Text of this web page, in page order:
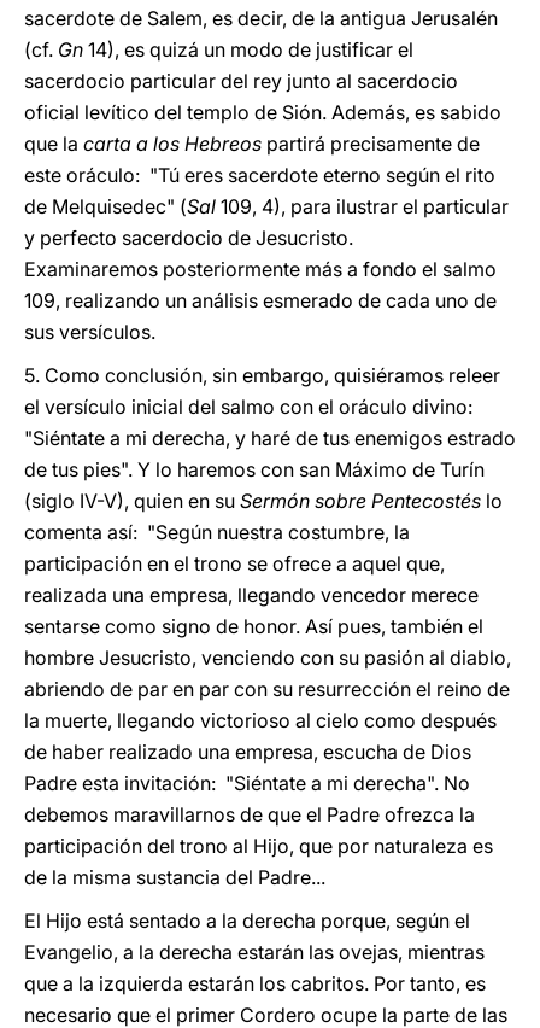
sacerdote de Salem, es decir, de la antigua Jerusalén
(cf. Gn 14), es quizá un modo de justificar el
sacerdocio particular del rey junto al sacerdocio
oficial levítico del templo de Sión. Además, es sabido
que la carta a los Hebreos partirá precisamente de
este oráculo: "Tú eres sacerdote eterno según el rito
de Melquisedec" (Sal 109, 4), para ilustrar el particular
y perfecto sacerdocio de Jesucristo.
Examinaremos posteriormente más a fondo el salmo
109, realizando un análisis esmerado de cada uno de
sus versículos.
5. Como conclusión, sin embargo, quisiéramos releer
el versículo inicial del salmo con el oráculo divino:
"Siéntate a mi derecha, y haré de tus enemigos estrado
de tus pies". Y lo haremos con san Máximo de Turín
(siglo IV-V), quien en su Sermón sobre Pentecostés lo
comenta así: "Según nuestra costumbre, la
participación en el trono se ofrece a aquel que,
realizada una empresa, llegando vencedor merece
sentarse como signo de honor. Así pues, también el
hombre Jesucristo, venciendo con su pasión al diablo,
abriendo de par en par con su resurrección el reino de
la muerte, llegando victorioso al cielo como después
de haber realizado una empresa, escucha de Dios
Padre esta invitación: "Siéntate a mi derecha". No
debemos maravillarnos de que el Padre ofrezca la
participación del trono al Hijo, que por naturaleza es
de la misma sustancia del Padre...
El Hijo está sentado a la derecha porque, según el
Evangelio, a la derecha estarán las ovejas, mientras
que a la izquierda estarán los cabritos. Por tanto, es
necesario que el primer Cordero ocupe la parte de las